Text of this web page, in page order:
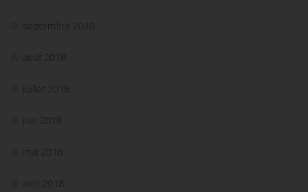
septembre 2018
août 2018
juillet 2018
juin 2018
mai 2018
avril 2018